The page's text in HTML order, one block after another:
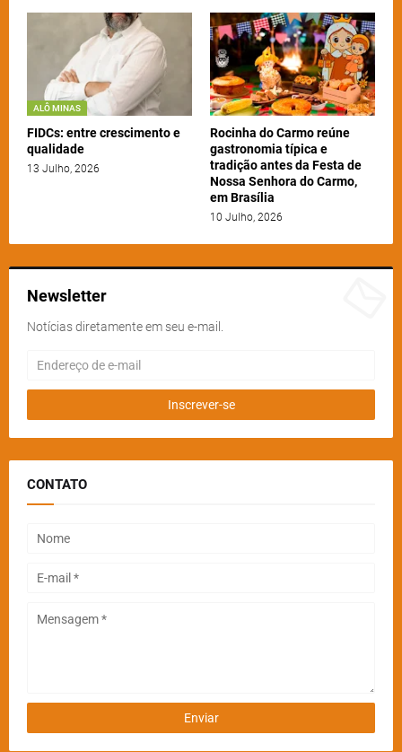
ALÔ MINAS
FIDCs: entre crescimento e
qualidade
13 Julho, 2026
Rocinha do Carmo reúne
gastronomia típica e
tradição antes da Festa de
Nossa Senhora do Carmo,
em Brasília
10 Julho, 2026
Newsletter
Notícias diretamente em seu e-mail.
CONTATO